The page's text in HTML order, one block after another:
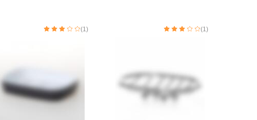
(1) (1)